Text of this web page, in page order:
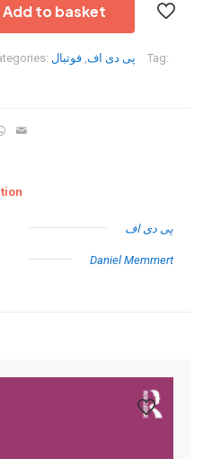
Add to basket
پی دی اف فوتبال Tag:
پی دی اف
Daniel Memmert